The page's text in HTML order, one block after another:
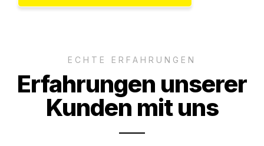
ECHTE ERFAHRUNGEN
Erfahrungen unserer
Kunden mit uns